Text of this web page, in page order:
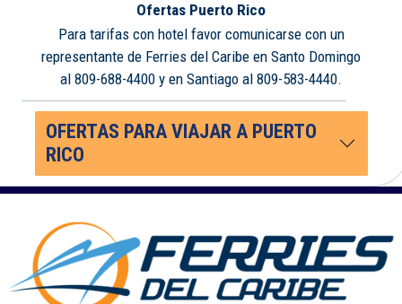
Ofertas Puerto Rico
Para tarifas con hotel favor comunicarse con un
representante de Ferries del Caribe en Santo Domingo
al 809-688-4400 y en Santiago al 809-583-4440.
OFERTAS PARA VIAJAR A PUERTO
RICO